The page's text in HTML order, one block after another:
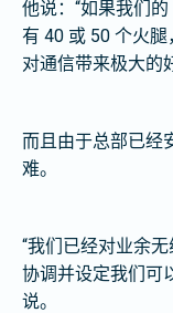
他说：“如果我们
有 40 或 50 个火
对通信带来极大的
而且由于总部已经
难。
“我们已经对业余
协调并设定我们可
说。